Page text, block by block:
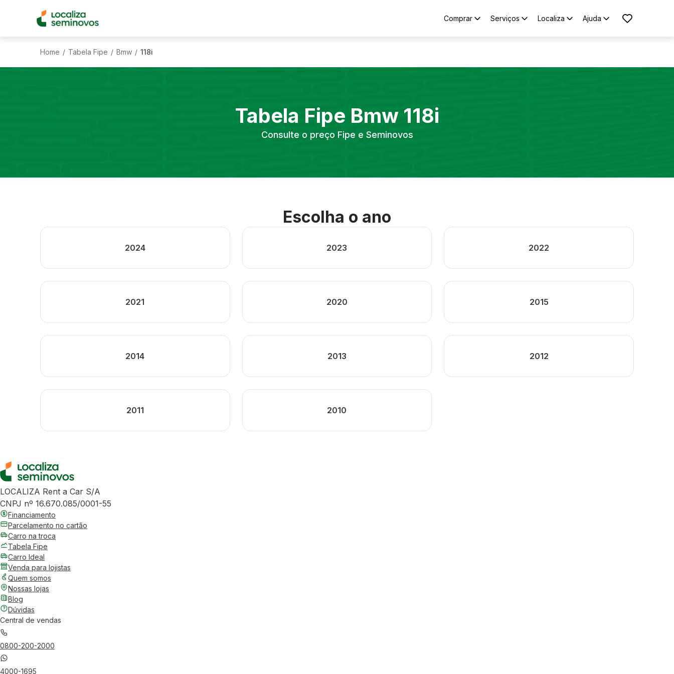
Comprar Serviços Localiza Ajuda
Home / Tabela Fipe / Bmw / 118i
Tabela Fipe Bmw 118i
Consulte o preço Fipe e Seminovos
Escolha o ano
2024 2023 2022
2021 2020 2015
2014 2013 2012
2011 2010
LOCALIZA Rent a Car S/A
CNPJ nº 16.670.085/0001-55
Financiamento
Parcelamento no cartão
Carro na troca
Tabela Fipe
Carro Ideal
Venda para lojistas
Quem somos
Nossas lojas
Blog
Dúvidas
Central de vendas
0800-200-2000
4000-1695